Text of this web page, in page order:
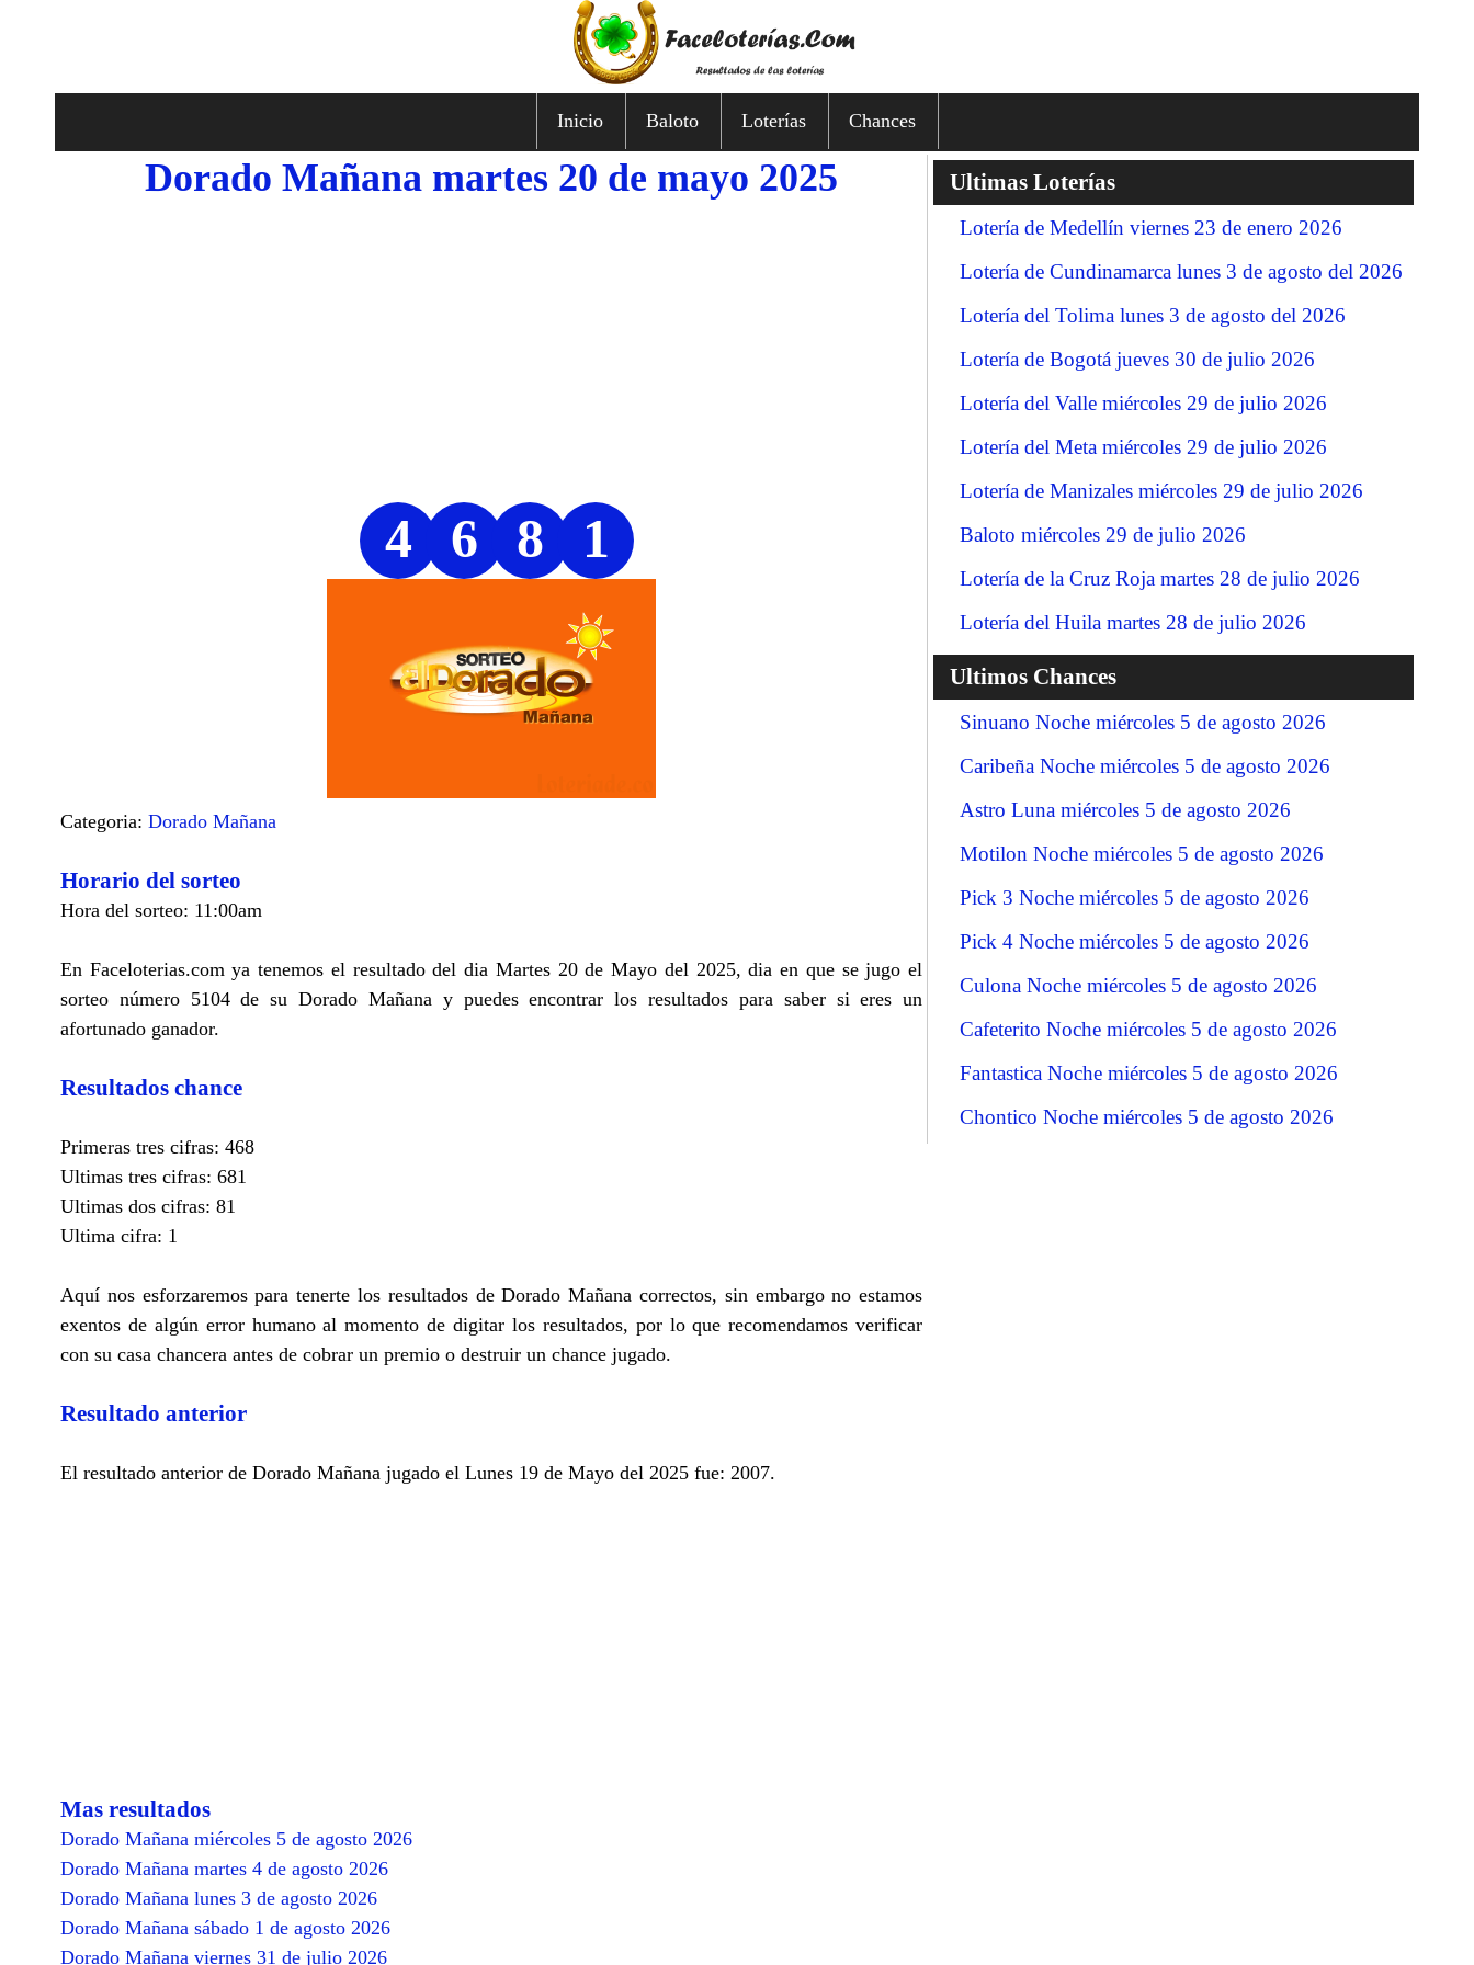
Inicio Baloto Loterías Chances
Dorado Mañana martes 20 de mayo 2025
4 6 8 1
Categoria: Dorado Mañana
Horario del sorteo
Hora del sorteo: 11:00am
En Faceloterias.com ya tenemos el resultado del dia Martes 20 de Mayo del 2025, dia en que se jugo el
sorteo número 5104 de su Dorado Mañana y puedes encontrar los resultados para saber si eres un
afortunado ganador.
Resultados chance
Primeras tres cifras: 468
Ultimas tres cifras: 681
Ultimas dos cifras: 81
Ultima cifra: 1
Aquí nos esforzaremos para tenerte los resultados de Dorado Mañana correctos, sin embargo no estamos
exentos de algún error humano al momento de digitar los resultados, por lo que recomendamos verificar
con su casa chancera antes de cobrar un premio o destruir un chance jugado.
Resultado anterior
El resultado anterior de Dorado Mañana jugado el Lunes 19 de Mayo del 2025 fue: 2007.
Mas resultados
Dorado Mañana miércoles 5 de agosto 2026
Dorado Mañana martes 4 de agosto 2026
Dorado Mañana lunes 3 de agosto 2026
Dorado Mañana sábado 1 de agosto 2026
Dorado Mañana viernes 31 de julio 2026
Ultimas Loterías
Lotería de Medellín viernes 23 de enero 2026
Lotería de Cundinamarca lunes 3 de agosto del 2026
Lotería del Tolima lunes 3 de agosto del 2026
Lotería de Bogotá jueves 30 de julio 2026
Lotería del Valle miércoles 29 de julio 2026
Lotería del Meta miércoles 29 de julio 2026
Lotería de Manizales miércoles 29 de julio 2026
Baloto miércoles 29 de julio 2026
Lotería de la Cruz Roja martes 28 de julio 2026
Lotería del Huila martes 28 de julio 2026
Ultimos Chances
Sinuano Noche miércoles 5 de agosto 2026
Caribeña Noche miércoles 5 de agosto 2026
Astro Luna miércoles 5 de agosto 2026
Motilon Noche miércoles 5 de agosto 2026
Pick 3 Noche miércoles 5 de agosto 2026
Pick 4 Noche miércoles 5 de agosto 2026
Culona Noche miércoles 5 de agosto 2026
Cafeterito Noche miércoles 5 de agosto 2026
Fantastica Noche miércoles 5 de agosto 2026
Chontico Noche miércoles 5 de agosto 2026